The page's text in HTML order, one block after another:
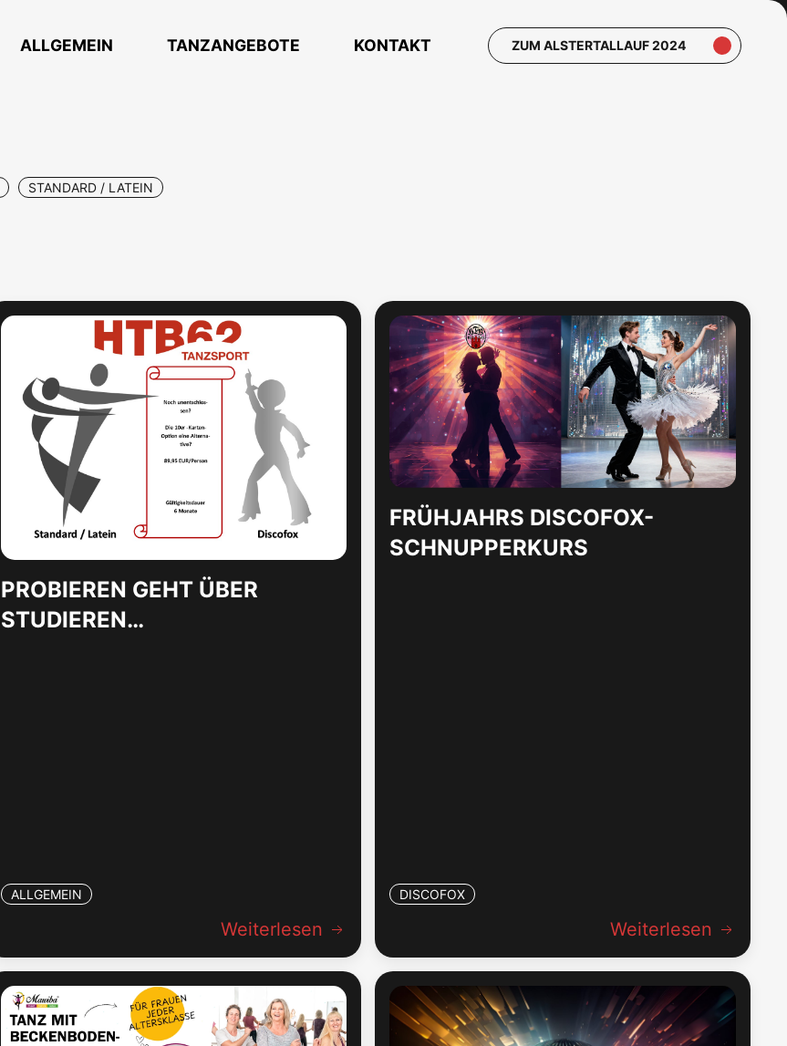
ALLGEMEIN TANZANGEBOTE KONTAKT ZUM ALSTERTALLAUF 2024
STANDARD / LATEIN
PROBIEREN GEHT ÜBER
STUDIEREN…
ALLGEMEIN
Weiterlesen
FRÜHJAHRS DISCOFOX-
SCHNUPPERKURS
DISCOFOX
Weiterlesen